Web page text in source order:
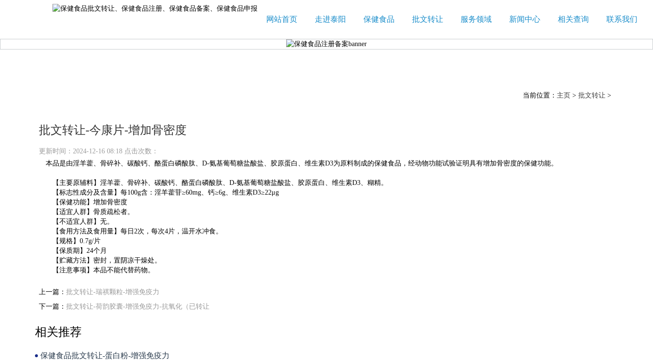
网站首页 走进泰阳 保健食品 批文转让 服务领域 新闻中心 相关查询 联系我们
当前位置： 主页 > 批文转让 >
批文转让-今康片-增加骨密度
更新时间：2024-12-16 08:18 点击次数：
本品是由淫羊藿、骨碎补、碳酸钙、酪蛋白磷酸肽、D-氨基葡萄糖盐酸盐、胶原蛋白、维生素D3为原料制成的保健食品，经动物功能试验证明具有增加骨密度的保健功能。
【主要原辅料】淫羊藿、骨碎补、碳酸钙、酪蛋白磷酸肽、D-氨基葡萄糖盐酸盐、胶原蛋白、维生素D3、糊精。
【标志性成分及含量】每100g含：淫羊藿苷≥60mg、钙≥6g、维生素D3≥22μg
【保健功能】增加骨密度
【适宜人群】骨质疏松者。
【不适宜人群】无。
【食用方法及食用量】每日2次，每次4片，温开水冲食。
【规格】0.7g/片
【保质期】24个月
【贮藏方法】密封，置阴凉干燥处。
【注意事项】本品不能代替药物。
上一篇： 批文转让-瑞祺颗粒-增强免疫力
下一篇： 批文转让-荷韵胶囊-增强免疫力-抗氧化（已转让
相关推荐
保健食品批文转让-蛋白粉-增强免疫力